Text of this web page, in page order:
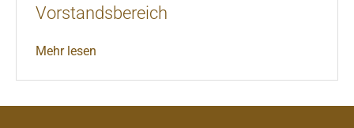
Vorstandsbereich
Mehr lesen